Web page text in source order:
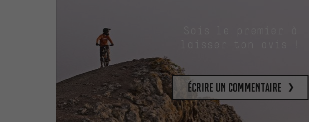
laisser ton avis !
Écrire un commentaire